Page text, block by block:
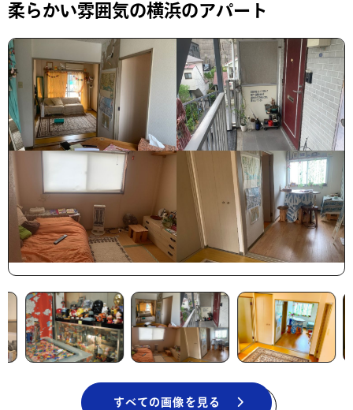
柔らかい雰囲気の横浜のアパート
すべての画像を見る